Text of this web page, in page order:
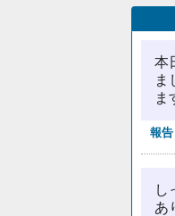
本
ま
ま
報
し
あ